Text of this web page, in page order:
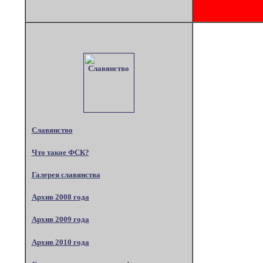
Славянство
Что такое ФСК?
Галерея славянства
Архив 2008 года
Архив 2009 года
Архив 2010 года